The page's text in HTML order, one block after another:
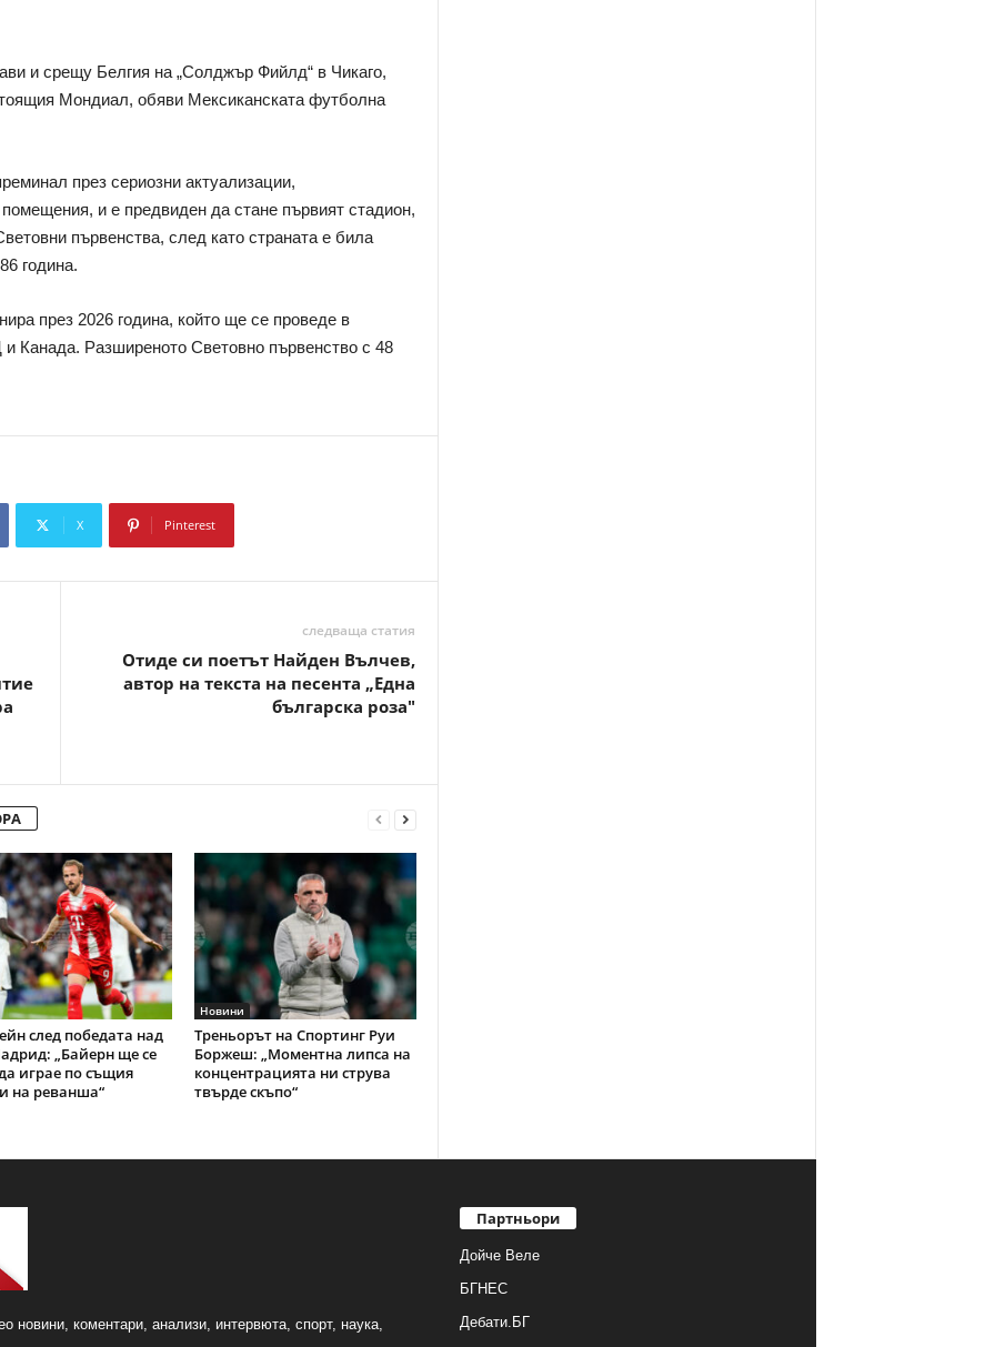
и срещу Белгия на „Солджър Фийлд“ в Чикаго,
Мондиал, обяви Мексиканската футболна
през сериозни актуализации,
и е предвиден да стане първият стадион,
първенства, след като страната е била
година.
през 2026 година, който ще се проведе в
Канада. Разширеното Световно първенство с 48
X Pinterest
следваща статия
Отиде си поетът Найден Вълчев,
автор на текста на песента „Една
българска роза"
след победата над
„Байерн ще се
играе по същия
на реванша“
Новини
Треньорът на Спортинг Руи
Боржеш: „Моментна липса на
концентрацията ни струва
твърде скъпо“
новини, коментари, анализи, интервюта, спорт, наука,
Партньори
Дойче Веле
БГНЕС
Дебати.БГ